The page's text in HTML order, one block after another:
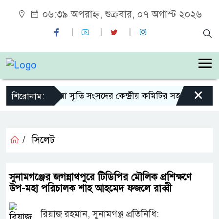
০৬:৩৯ অপরাহ্ন, শুক্রবার, ০৭ অগাস্ট ২০২৬
শিরোনাম:
শহীদ জিয়া স্মৃতি সংসদের কেন্দ্রীয় কমিটির সহ-সভাপতি
×
/ সিলেট
সুনামগঞ্জের জগন্নাথপুরে টিডিপির মৌলিক প্রশিক্ষণে
উপ-মহা পরিচালক শাহ আহমেদ ফজলে রাব্বী
রিয়াজ রহমান, সুনামগঞ্জ প্রতিনিধি: